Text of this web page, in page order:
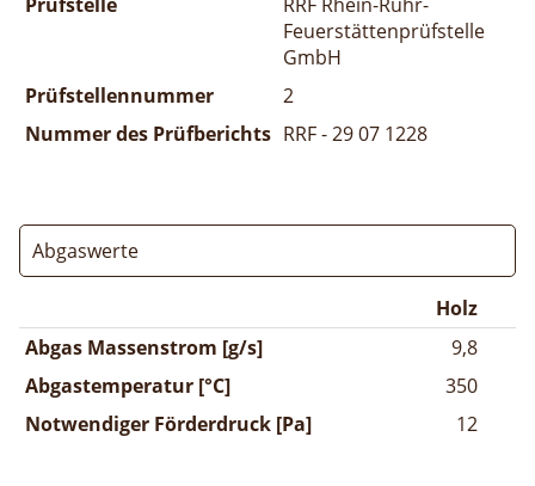
Feuerstättenprüfstelle
GmbH
Prüfstellennummer
2
Nummer des Prüfberichts RRF - 29 07 1228
Abgaswerte
Holz
Abgas Massenstrom [g/s]
9,8
Abgastemperatur [°C]
350
Notwendiger Förderdruck [Pa]
12